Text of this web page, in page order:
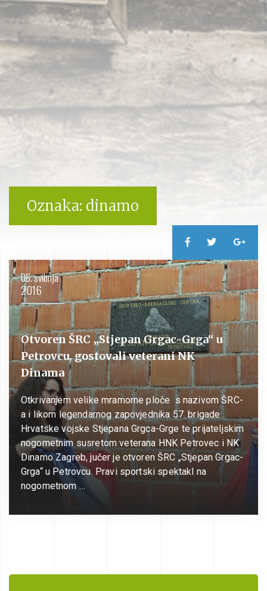
Oznaka: dinamo
06. svibnja
2016
Otvoren ŠRC „Stjepan Grgac-Grga“ u
Petrovcu, gostovali veterani NK
Dinama
Otkrivanjem velike mramorne ploče s nazivom ŠRC-
a i likom legendarnog zapovjednika 57. brigade
Hrvatske vojske Stjepana Grgca-Grge te prijateljskim
nogometnim susretom veterana HNK Petrovec i NK
Dinamo Zagreb, jučer je otvoren ŠRC „Stjepan Grgac-
Grga“ u Petrovcu. Pravi sportski spektakl na
nogometnom …